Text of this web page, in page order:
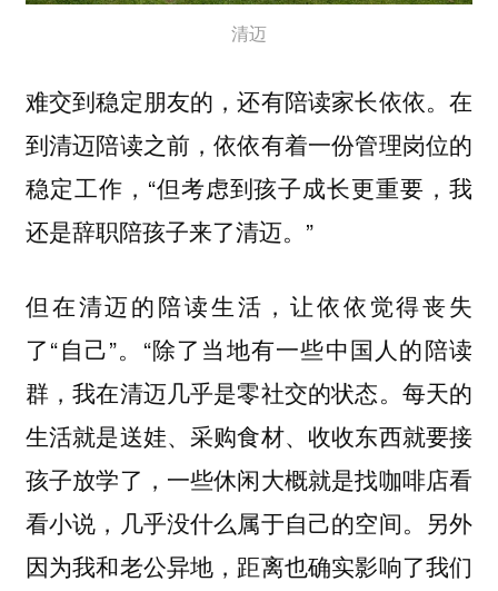
清迈
难交到稳定朋友的，还有陪读家长依依。在
到清迈陪读之前，依依有着一份管理岗位的
稳定工作，“但考虑到孩子成长更重要，我
还是辞职陪孩子来了清迈。”
但在清迈的陪读生活，让依依觉得丧失
了“自己”。“除了当地有一些中国人的陪读
群，我在清迈几乎是零社交的状态。每天的
生活就是送娃、采购食材、收收东西就要接
孩子放学了，一些休闲大概就是找咖啡店看
看小说，几乎没什么属于自己的空间。另外
因为我和老公异地，距离也确实影响了我们